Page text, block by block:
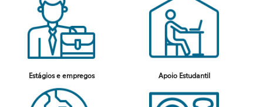
Estágios e empregos Apoio Estudantil